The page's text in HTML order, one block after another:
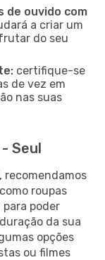
de ouvido com
a criar um
do seu
certifique-se
de vez em
nas suas
Seul
recomendamos
roupas
poder
da sua
opções
ou filmes